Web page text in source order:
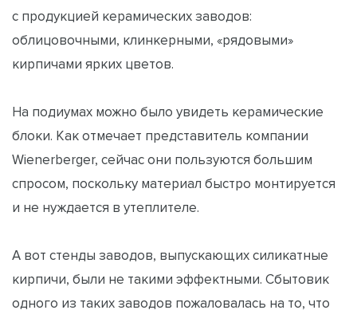
с продукцией керамических заводов:
облицовочными, клинкерными, «рядовыми»
кирпичами ярких цветов.
На подиумах можно было увидеть керамические
блоки. Как отмечает представитель компании
Wienerberger, сейчас они пользуются большим
спросом, поскольку материал быстро монтируется
и не нуждается в утеплителе.
А вот стенды заводов, выпускающих силикатные
кирпичи, были не такими эффектными. Сбытовик
одного из таких заводов пожаловалась на то, что